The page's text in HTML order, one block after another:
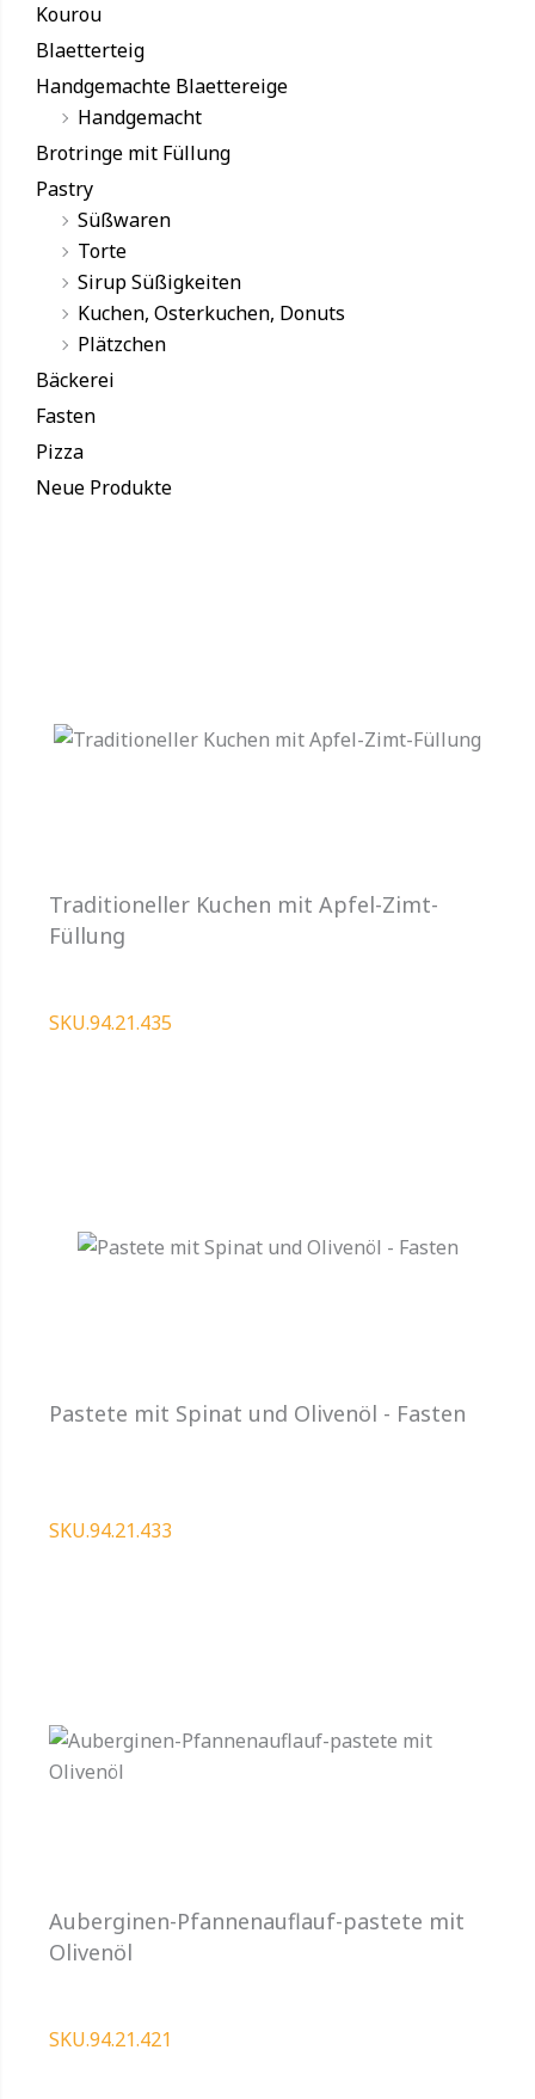
Traditioneller Kuchen mit Apfel-Zimt-
Füllung
SKU.94.21.435
Pastete mit Spinat und Olivenöl - Fasten
SKU.94.21.433
Auberginen-Pfannenauflauf-pastete mit
Olivenöl
SKU.94.21.421
Kourou
Blaetterteig
Handgemachte Blaettereige
Handgemacht
Brotringe mit Füllung
Pastry
Süßwaren
Torte
Sirup Süßigkeiten
Kuchen, Osterkuchen, Donuts
Plätzchen
Bäckerei
Fasten
Pizza
Neue Produkte